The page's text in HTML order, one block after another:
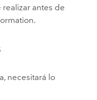
antes de
.
necesitará lo